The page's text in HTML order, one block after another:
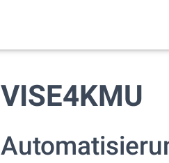
VISE4KMU